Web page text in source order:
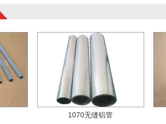
1070无缝铝管